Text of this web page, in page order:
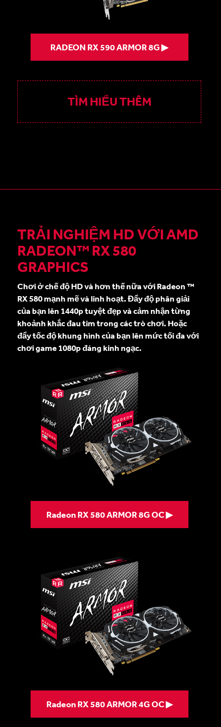
RADEON RX 590 ARMOR 8G ▶
TÌM HIỂU THÊM
TRẢI NGHIỆM HD VỚI AMD
RADEON™ RX 580
GRAPHICS
Chơi ở chế độ HD và hơn thế nữa với Radeon ™
RX 580 mạnh mẽ và linh hoạt. Đẩy độ phân giải
của bạn lên 1440p tuyệt đẹp và cảm nhận từng
khoảnh khắc đau tim trong các trò chơi. Hoặc
đẩy tốc độ khung hình của bạn lên mức tối đa với
chơi game 1080p đáng kinh ngạc.
Radeon RX 580 ARMOR 8G OC ▶
Radeon RX 580 ARMOR 4G OC ▶